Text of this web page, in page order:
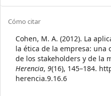
Article
Details
Cómo citar
Cohen, M. A. (2012). La
la ética de la empresa: una
de los stakeholders y de la
Herencia, 9(16), 145–184.
herencia.9.16.6